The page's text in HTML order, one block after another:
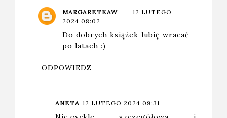
MARGARETKAW
12 LUTEGO
2024 08:02
Do dobrych książek lubię wracać
po latach :)
ODPOWIEDZ
ANETA 12 LUTEGO 2024 09:31